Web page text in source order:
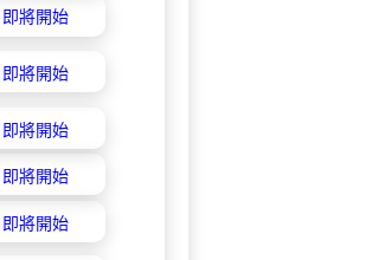
即將開始
即將開始
即將開始
即將開始
即將開始